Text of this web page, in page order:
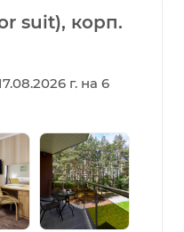
suit), корп.
г. на 6